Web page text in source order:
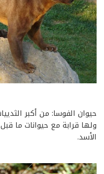
حيوان الفوسا: من أكبر
ولها قرابة مع حيوانات ما
الأسد.